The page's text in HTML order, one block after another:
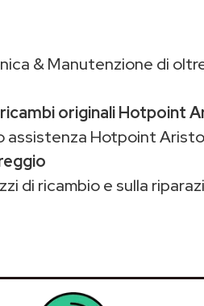
& Manutenzione di
ricambi originali Hotpoint
assistenza Hotpoint
di ricambio e sulla